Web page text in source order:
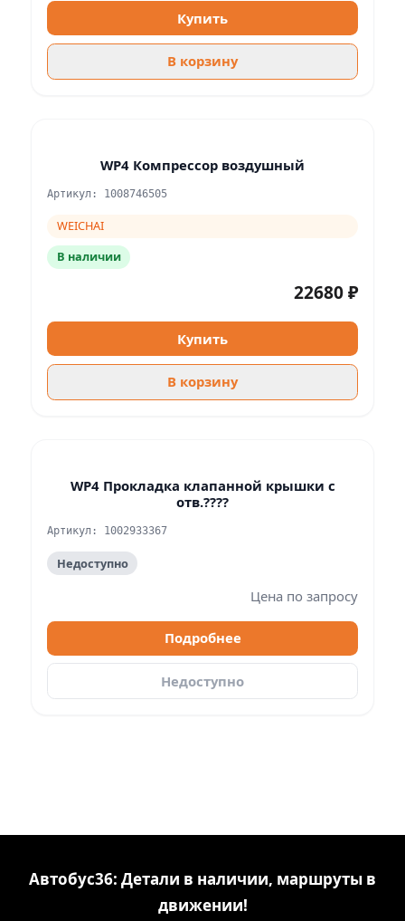
Купить
В корзину
WP4 Компрессор воздушный
Артикул: 1008746505
WEICHAI
В наличии
22680 ₽
Купить
В корзину
WP4 Прокладка клапанной крышки с
отв.????
Артикул: 1002933367
Недоступно
Цена по запросу
Подробнее
Недоступно
Автобус36: Детали в наличии, маршруты в
движении!